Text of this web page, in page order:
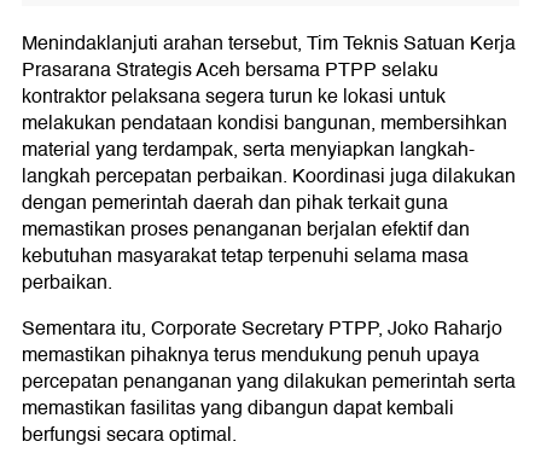
Menindaklanjuti arahan tersebut, Tim Teknis Satuan Kerja
Prasarana Strategis Aceh bersama PTPP selaku
kontraktor pelaksana segera turun ke lokasi untuk
melakukan pendataan kondisi bangunan, membersihkan
material yang terdampak, serta menyiapkan langkah-
langkah percepatan perbaikan. Koordinasi juga dilakukan
dengan pemerintah daerah dan pihak terkait guna
memastikan proses penanganan berjalan efektif dan
kebutuhan masyarakat tetap terpenuhi selama masa
perbaikan.
Sementara itu, Corporate Secretary PTPP, Joko Raharjo
memastikan pihaknya terus mendukung penuh upaya
percepatan penanganan yang dilakukan pemerintah serta
memastikan fasilitas yang dibangun dapat kembali
berfungsi secara optimal.